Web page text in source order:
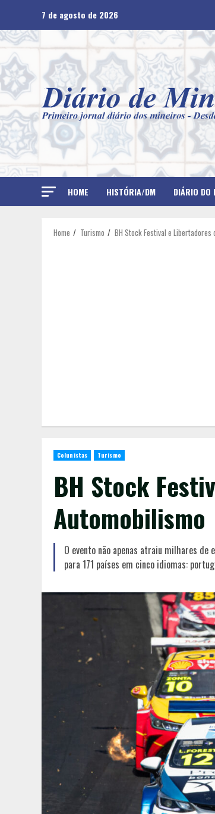
content
7 de agosto de 2026
HOME HISTÓRIA/DM DIÁRIO DO
Home Turismo BH Stock Festival e Libertadores
Colunistas Turismo
BH Stock
Automobilismo
O evento não apenas atraiu milhares
para 171 países em cinco idiomas: